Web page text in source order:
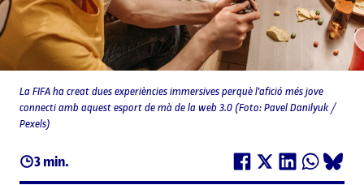
3 min.
La FIFA ha creat dues experiències immersives perquè l'afició més jove
connecti amb aquest esport de mà de la web 3.0 (Foto: Pavel Danilyuk /
Pexels)